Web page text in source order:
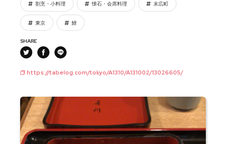
割烹・小料理 懐石・会席料理 末広町
東京 鰻
SHARE
https://tabelog.com/tokyo/A1310/A131002/13026605/